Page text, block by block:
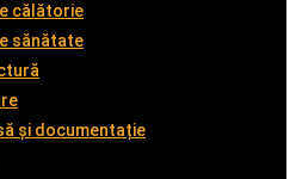
călătorie
sănătate
și documentație